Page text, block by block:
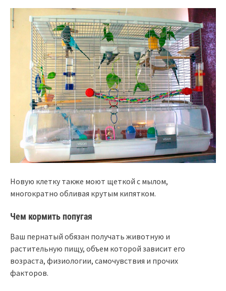
Новую клетку также моют щеткой с мылом,
многократно обливая крутым кипятком.
Чем кормить попугая
Ваш пернатый обязан получать животную и
растительную пищу, объем которой зависит его
возраста, физиологии, самочувствия и прочих
факторов.